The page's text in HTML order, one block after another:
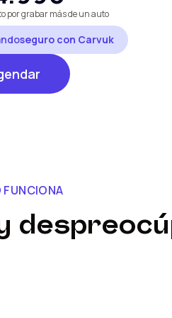
por grabar más de un auto
seguro con Carvuk